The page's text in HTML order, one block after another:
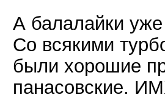
А балалайки
Со всякими
были хорошие
панасовские.